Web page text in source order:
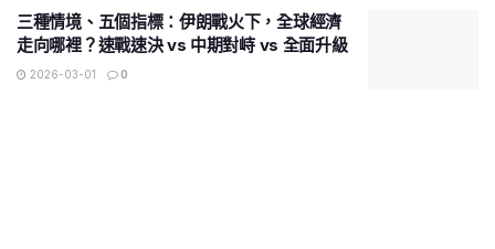
三種情境、五個指標：伊朗戰火下，全球經濟
走向哪裡？速戰速決 vs 中期對峙 vs 全面升級
2026-03-01 0